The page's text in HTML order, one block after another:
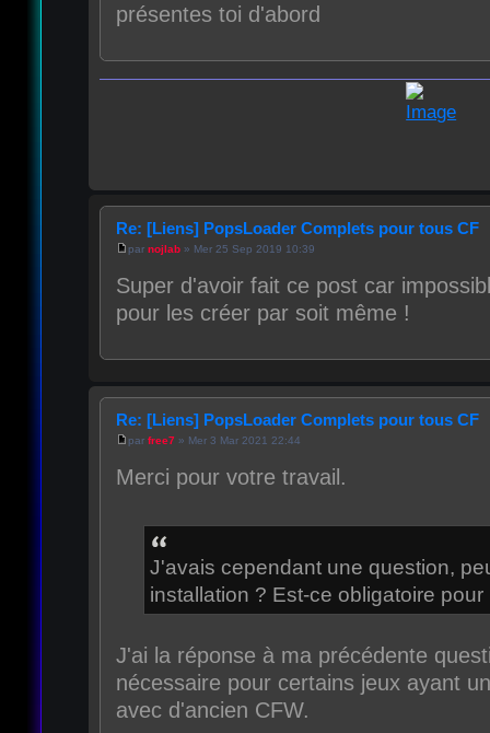
présentes toi d'abord
Re: [Liens] PopsLoader Complets pour tous CF
par nojlab» Mer 25 Sep 2019 10:39
Super d'avoir fait ce post car
pour les créer par soit même !
Re: [Liens] PopsLoader Complets pour tous CF
par free7» Mer 3 Mar 2021 22:44
Merci pour votre travail.
J'avais cependant une question,
installation ? Est-ce obligatoire
J'ai la réponse à ma précédente
nécessaire pour certains jeux ayant
avec d'ancien CFW.